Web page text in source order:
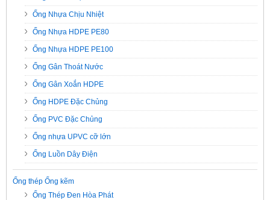
Ống Nhựa Chịu Nhiệt
Ống Nhựa HDPE PE80
Ống Nhựa HDPE PE100
Ống Gân Thoát Nước
Ống Gân Xoắn HDPE
Ống HDPE Đặc Chủng
Ống PVC Đặc Chủng
Ống nhựa UPVC cỡ lớn
Ống Luồn Dây Điện
Ống thép Ống kẽm
Ống Thép Đen Hòa Phát